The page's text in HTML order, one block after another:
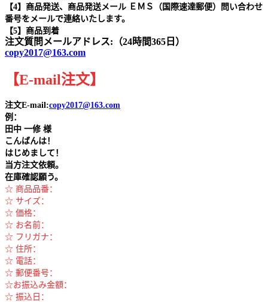
【4】商品発送、商品発送メール ＥＭＳ（国際速達郵便）問い合わせ
番号をメールで連絡いたします。
【5】商品到着
注文質問メールアドレス:（24時間365日）
copy2017@163.com
【E-mail注文】
注文E-mail:copy2017@163.com
例：
田中 一修 様
こんばんは！
はじめまして！
当方注文依頼。
在庫確認願う。
☆ 商品品番：
☆ サイズ：
☆ 価格：
☆ お名前：
☆ フリガナ：
☆ 住所：
☆ 電話：
☆ 郵便番号：
☆お振込み金額：
☆ 振込日：